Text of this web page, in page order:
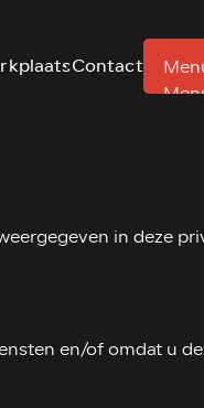
Contact
in deze
en/of omdat u